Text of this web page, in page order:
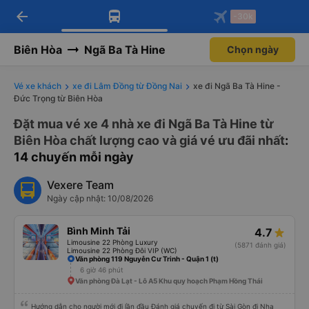
Tải app Vexere ngay!
Nhận ưu đãi thành viên độc
Mở app
Tải app Vexere
-30k/ghế khi đặt vé máy bay qua
Mở app
arrow_back -30k
Biên Hòa Ngã Ba Tà Hine Chọn ngày
Vé xe khách xe đi Lâm Đồng từ Đồng Nai
xe đi Ngã Ba Tà Hine -
Đức Trọng từ Biên Hòa
Đặt mua vé xe 4 nhà xe đi Ngã Ba Tà Hine từ
Biên Hòa chất lượng cao và giá vé ưu đãi nhất:
14 chuyến mỗi ngày
Vexere Team
Ngày cập nhật: 10/08/2026
Bình Minh Tải
Limousine 22 Phòng Luxury
Limousine 22 Phòng Đôi VIP (WC)
4.7
(5871 đánh giá)
Văn phòng 119 Nguyễn Cư Trinh - Quận 1 (t)
6 giờ 46 phút
Văn phòng Đà Lạt - Lô A5 Khu quy hoạch Phạm Hồng Thái
Hướng dẫn cho người mới đi lần đầu Đánh giá chuyến đi từ Sài Gòn đi Nha